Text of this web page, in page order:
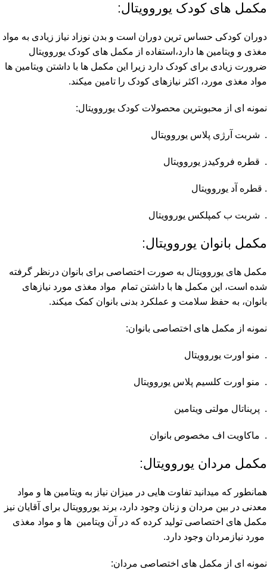
مکمل های کودک یوروویتال:
دوران کودکی حساس ترین دوران است و بدن نوزاد نیاز زیادی به مواد
مغذی و ویتامین ها دارد،استفاده از مکمل های کودک یوروویتال
ضرورت زیادی برای کودک دارد زیرا این مکمل ها با داشتن ویتامین ها
مواد مغذی مورد، اکثر نیازهای کودک را تامین میکند.
نمونه ای از محبوبترین محصولات کودک یوروویتال:
. شربت آرژی پلاس یوروویتال
. قطره فروکیدز یوروویتال
. قطره آد یوروویتال
. شربت ب کمپلکس یوروویتال
مکمل بانوان یوروویتال:
مکمل های یوروویتال به صورت اختصاصی برای بانوان درنظر گرفته
شده است، این مکمل ها با داشتن تمام مواد مغذی مورد نیازهای
بانوان، به حفظ سلامت و عملکرد بدنی بانوان کمک میکند.
نمونه از مکمل های اختصاصی بانوان:
. منو اورت یوروویتال
. منو اورت کلسیم پلاس یوروویتال
. پریناتال مولتی ویتامین
. ماکاویت اف مخصوص بانوان
مکمل مردان یوروویتال:
همانطور که میدانید تفاوت هایی در میزان نیاز به ویتامین ها و مواد
معدنی در بین مردان و زنان وجود دارد، برند یوروویتال برای آقایان نیز
مکمل های اختصاصی تولید کرده که در آن ویتامین ها و مواد مغذی
مورد نیازمردان وجود دارد.
نمونه ای از مکمل های اختصاصی مردان: